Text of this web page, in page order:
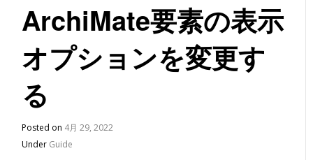
ArchiMate要素の表示
オプションを変更す
る
Posted on 4月 29, 2022
Under Guide